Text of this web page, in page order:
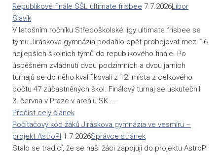
Co
se
událo
test
Republikové finále SŠL ultimate frisbee 7.7.2026Libor
Slavík
V letošním ročníku Středoškolské ligy ultimate frisbee se
týmu Jiráskova gymnázia podařilo opět probojovat mezi 16
nejlepších školních týmů do republikového finále. Po
úspěšném zvládnutí dvou podzimních a dvou jarních
turnajů se do něho kvalifikovali z 12. místa z celkového
počtu 47 zúčastněných škol. Finálový turnaj se uskutečnil
3. června v Praze v areálu SK ...
Přečíst celý článek
Počítačový kód žáků Jiráskova gymnázia ve vesmíru –
projekt AstroPI 1.7.2026Správce stránek
Stalo se tradicí, že se naši žáci zapojují do projektu AstroPI